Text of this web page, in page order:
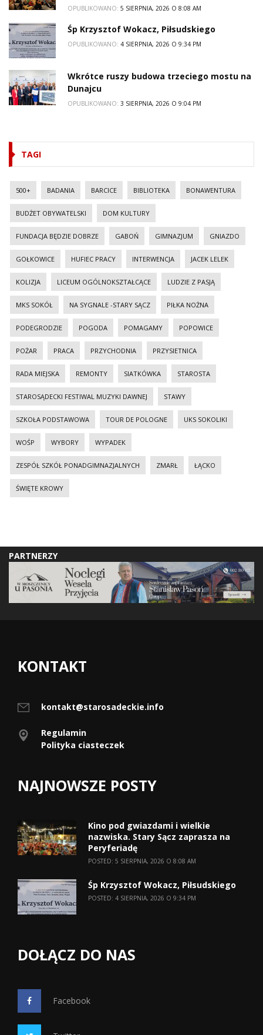
OPUBLIKOWANO: 5 SIERPNIA, 2026 O 8:08 AM
Śp Krzysztof Wokacz, Piłsudskiego
OPUBLIKOWANO: 4 SIERPNIA, 2026 O 9:34 PM
Wkrótce ruszy budowa trzeciego mostu na
Dunajcu
OPUBLIKOWANO: 3 SIERPNIA, 2026 O 9:04 PM
TAGI
500+ BADANIA BARCICE BIBLIOTEKA BONAWENTURA
BUDŻET OBYWATELSKI DOM KULTURY
FUNDACJA BĘDZIE DOBRZE GABOŃ GIMNAZJUM GNIAZDO
GOŁKOWICE HUFIEC PRACY INTERWENCJA JACEK LELEK
KOLIZJA LICEUM OGÓLNOKSZTAŁCĄCE LUDZIE Z PASJĄ
MKS SOKÓŁ NA SYGNALE -STARY SĄCZ PIŁKA NOŻNA
PODEGRODZIE POGODA POMAGAMY POPOWICE
POŻAR PRACA PRZYCHODNIA PRZYSIETNICA
RADA MIEJSKA REMONTY SIATKÓWKA STAROSTA
STAROSĄDECKI FESTIWAL MUZYKI DAWNEJ STAWY
SZKOŁA PODSTAWOWA TOUR DE POLOGNE UKS SOKOLIKI
WOŚP WYBORY WYPADEK
ZESPÓŁ SZKÓŁ PONADGIMNAZJALNYCH ZMARŁ ŁĄCKO
ŚWIĘTE KROWY
PARTNERZY
KONTAKT
kontakt@starosadeckie.info
Regulamin
Polityka ciasteczek
NAJNOWSZE POSTY
Kino pod gwiazdami i wielkie
nazwiska. Stary Sącz zaprasza na
Peryferiadę
POSTED: 5 SIERPNIA, 2026 O 8:08 AM
Śp Krzysztof Wokacz, Piłsudskiego
POSTED: 4 SIERPNIA, 2026 O 9:34 PM
DOŁĄCZ DO NAS
Facebook